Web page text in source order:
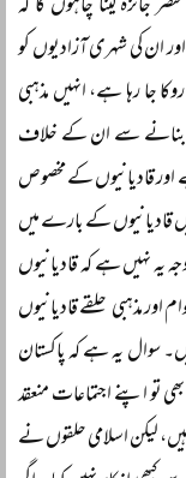
ان کی شہری آزادیوں کو
جا رہا ہے، انہیں مذہبی
بنانے سے ان کے خلاف
قادیانیوں کے مخصوص
قادیانیوں کے بارے میں
یہ نہیں ہے کہ قادیانیوں
اور مذہبی حلقے قادیانیوں
سوال یہ ہے کہ پاکستان
تو اپنے اجتماعات منعقد
لیکن اسلامی حلقوں نے